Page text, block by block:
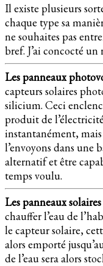
Il existe plusieurs
chaque type sa
ne souhaites pas
bref. J’ai concocté un
Les panneaux
capteurs solaires
silicium. Ceci
produit de
instantanément,
l’envoyons dans une
alternatif et être
temps voulu.
Les panneaux
chauffer l’eau de
le capteur solaire,
alors emporté
de l’eau sera alors